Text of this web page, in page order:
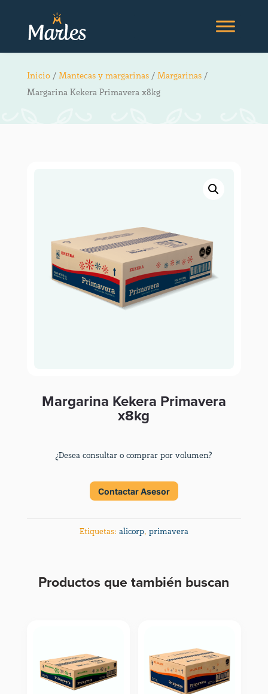
Inicio/ Mantecas y margarinas/ Margarinas/
Margarina Kekera Primavera x8kg
Margarina Kekera Primavera
x8kg
¿Desea consultar o comprar por volumen?
Contactar Asesor
Etiquetas: alicorp, primavera
Productos que también buscan